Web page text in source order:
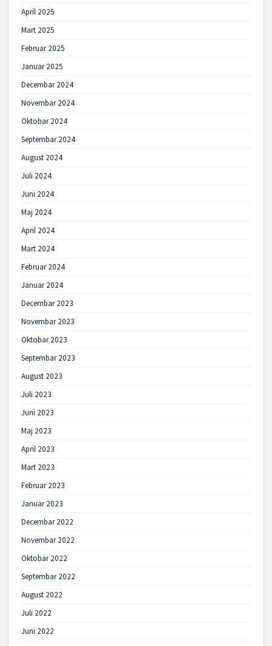
April 2025
Mart 2025
Februar 2025
Januar 2025
Decembar 2024
Novembar 2024
Oktobar 2024
Septembar 2024
August 2024
Juli 2024
Juni 2024
Maj 2024
April 2024
Mart 2024
Februar 2024
Januar 2024
Decembar 2023
Novembar 2023
Oktobar 2023
Septembar 2023
August 2023
Juli 2023
Juni 2023
Maj 2023
April 2023
Mart 2023
Februar 2023
Januar 2023
Decembar 2022
Novembar 2022
Oktobar 2022
Septembar 2022
August 2022
Juli 2022
Juni 2022